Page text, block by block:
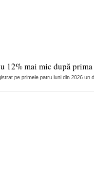
12% mai mic după
pe primele patru luni din 2026